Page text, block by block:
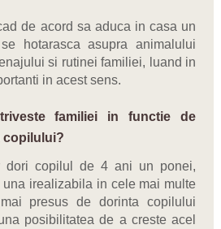
de acord sa aduca in casa un
hotarasca asupra animalului
si rutinei familiei, luand in
in acest sens.
familiei in functie de
copilului?
dori copilul de 4 ani un ponei,
irealizabila in cele mai multe
presus de dorinta copilului
posibilitatea de a creste acel